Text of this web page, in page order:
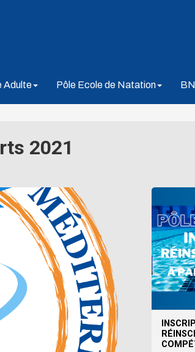
Adulte Pôle Ecole de Natation
2021